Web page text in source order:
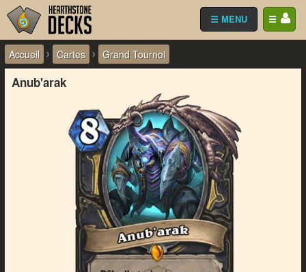
☰
☰ MENU
Accueil › Cartes › Grand Tournoi
Anub'arak